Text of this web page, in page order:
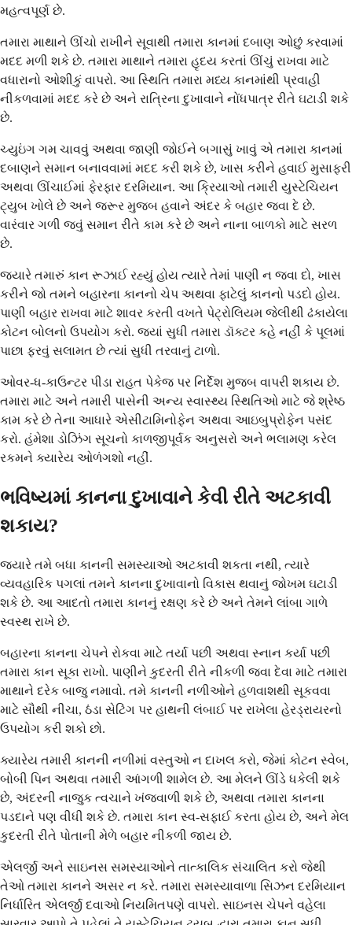
મહત્વપૂર્ણ છે.
તમારા માથાને ઊંચો રાખીને સૂવાથી તમારા કાનમાં દબાણ ઓછું કરવામાં
મદદ મળી શકે છે. તમારા માથાને તમારા હૃદય કરતાં ઊંચું રાખવા માટે
વધારાનો ઓશીકું વાપરો. આ સ્થિતિ તમારા મધ્ય કાનમાંથી પ્રવાહી
નીકળવામાં મદદ કરે છે અને રાત્રિના દુખાવાને નોંધપાત્ર રીતે ઘટાડી શકે
છે.
ચ્યુઇંગ ગમ ચાવવું અથવા જાણી જોઈને બગાસું ખાવું એ તમારા કાનમાં
દબાણને સમાન બનાવવામાં મદદ કરી શકે છે, ખાસ કરીને હવાઈ મુસાફરી
અથવા ઊંચાઈમાં ફેરફાર દરમિયાન. આ ક્રિયાઓ તમારી યુસ્ટેચિયન
ટ્યુબ ખોલે છે અને જરૂર મુજબ હવાને અંદર કે બહાર જવા દે છે.
વારંવાર ગળી જવું સમાન રીતે કામ કરે છે અને નાના બાળકો માટે સરળ
છે.
જ્યારે તમારું કાન રૂઝાઈ રહ્યું હોય ત્યારે તેમાં પાણી ન જવા દો, ખાસ
કરીને જો તમને બહારના કાનનો ચેપ અથવા ફાટેલું કાનનો પડદો હોય.
પાણી બહાર રાખવા માટે શાવર કરતી વખતે પેટ્રોલિયમ જેલીથી ઢંકાયેલા
કોટન બોલનો ઉપયોગ કરો. જ્યાં સુધી તમારા ડૉક્ટર કહે નહીં કે પૂલમાં
પાછા ફરવું સલામત છે ત્યાં સુધી તરવાનું ટાળો.
ઓવર-ધ-કાઉન્ટર પીડા રાહત પેકેજ પર નિર્દેશ મુજબ વાપરી શકાય છે.
તમારા માટે અને તમારી પાસેની અન્ય સ્વાસ્થ્ય સ્થિતિઓ માટે જે શ્રેષ્ઠ
કામ કરે છે તેના આધારે એસીટામિનોફેન અથવા આઇબુપ્રોફેન પસંદ
કરો. હંમેશા ડોઝિંગ સૂચનો કાળજીપૂર્વક અનુસરો અને ભલામણ કરેલ
રકમને ક્યારેય ઓળંગશો નહીં.
ભવિષ્યમાં કાનના દુખાવાને કેવી રીતે અટકાવી
શકાય?
જ્યારે તમે બધા કાનની સમસ્યાઓ અટકાવી શકતા નથી, ત્યારે
વ્યવહારિક પગલાં તમને કાનના દુખાવાનો વિકાસ થવાનું જોખમ ઘટાડી
શકે છે. આ આદતો તમારા કાનનું રક્ષણ કરે છે અને તેમને લાંબા ગાળે
સ્વસ્થ રાખે છે.
બહારના કાનના ચેપને રોકવા માટે તર્યા પછી અથવા સ્નાન કર્યા પછી
તમારા કાન સૂકા રાખો. પાણીને કુદરતી રીતે નીકળી જવા દેવા માટે તમારા
માથાને દરેક બાજુ નમાવો. તમે કાનની નળીઓને હળવાશથી સૂકવવા
માટે સૌથી નીચા, ઠંડા સેટિંગ પર હાથની લંબાઈ પર રાખેલા હેરડ્રાયરનો
ઉપયોગ કરી શકો છો.
ક્યારેય તમારી કાનની નળીમાં વસ્તુઓ ન દાખલ કરો, જેમાં કોટન સ્વેબ,
બોબી પિન અથવા તમારી આંગળી શામેલ છે. આ મેલને ઊંડે ધકેલી શકે
છે, અંદરની નાજુક ત્વચાને ખંજવાળી શકે છે, અથવા તમારા કાનના
પડદાને પણ વીધી શકે છે. તમારા કાન સ્વ-સફાઈ કરતા હોય છે, અને મેલ
કુદરતી રીતે પોતાની મેળે બહાર નીકળી જાય છે.
એલર્જી અને સાઇનસ સમસ્યાઓને તાત્કાલિક સંચાલિત કરો જેથી
તેઓ તમારા કાનને અસર ન કરે. તમારા સમસ્યાવાળા સિઝન દરમિયાન
નિર્ધારિત એલર્જી દવાઓ નિયમિતપણે વાપરો. સાઇનસ ચેપને વહેલા